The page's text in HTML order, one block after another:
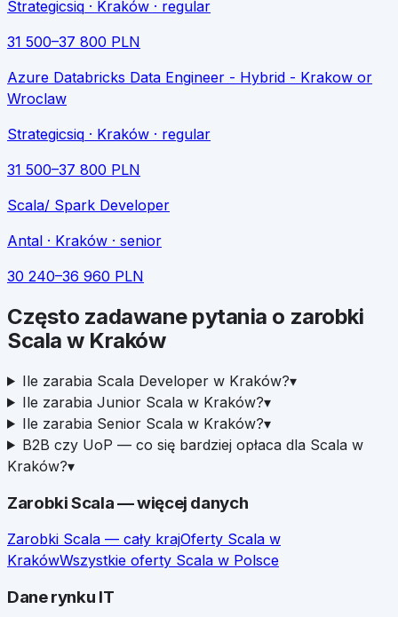
Strategicsiq · Kraków · regular
31 500–37 800 PLN
Azure Databricks Data Engineer - Hybrid - Krakow or
Wroclaw
Strategicsiq · Kraków · regular
31 500–37 800 PLN
Scala/ Spark Developer
Antal · Kraków · senior
30 240–36 960 PLN
Często zadawane pytania o zarobki
Scala w Kraków
Ile zarabia Scala Developer w Kraków?▾
Ile zarabia Junior Scala w Kraków?▾
Ile zarabia Senior Scala w Kraków?▾
B2B czy UoP — co się bardziej opłaca dla Scala w
Kraków?▾
ZarobkiScala— więcej danych
Zarobki Scala — cały krajOferty Scala w
KrakówWszystkie oferty Scala w Polsce
Dane rynku IT